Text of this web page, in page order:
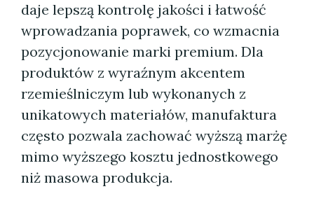
daje lepszą kontrolę jakości i łatwość
wprowadzania poprawek, co wzmacnia
pozycjonowanie marki premium. Dla
produktów z wyraźnym akcentem
rzemieślniczym lub wykonanych z
unikatowych materiałów, manufaktura
często pozwala zachować wyższą marżę
mimo wyższego kosztu jednostkowego
niż masowa produkcja.